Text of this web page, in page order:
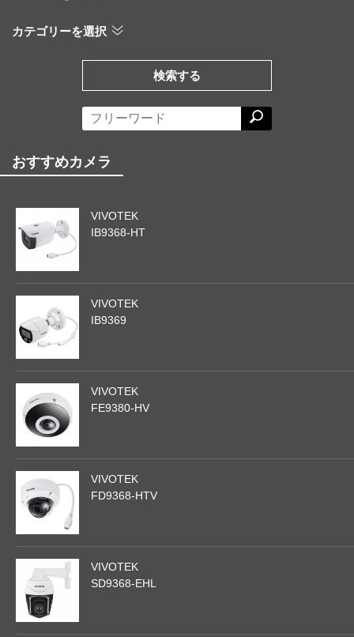
カテゴリーを選択
検索する
おすすめカメラ
VIVOTEK
IB9368-HT
VIVOTEK
IB9369
VIVOTEK
FE9380-HV
VIVOTEK
FD9368-HTV
VIVOTEK
SD9368-EHL